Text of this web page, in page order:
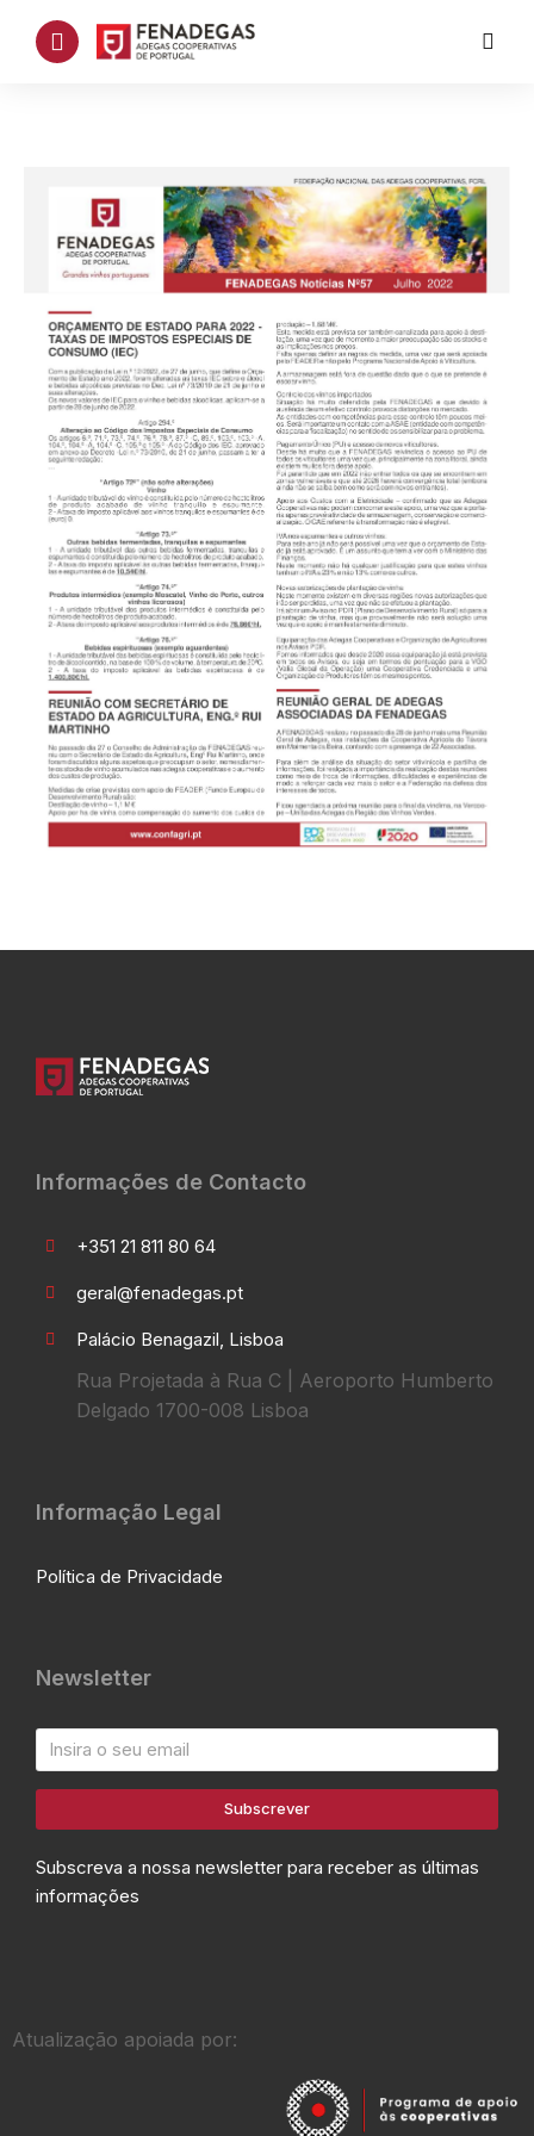
Informações de Contacto
+351 21 811 80 64
geral@fenadegas.pt
Palácio Benagazil, Lisboa
Rua Projetada à Rua C | Aeroporto Humberto
Delgado 1700-008 Lisboa
Informação Legal
Política de Privacidade
Newsletter
Subscrever
Subscreva a nossa newsletter para receber as últimas
informações
Atualização apoiada por: